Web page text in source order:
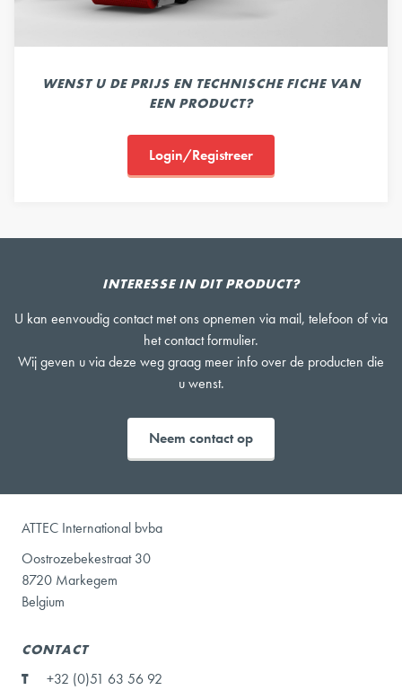
WENST U DE PRIJS EN TECHNISCHE FICHE VAN
EEN PRODUCT?
Login/Registreer
INTERESSE IN DIT PRODUCT?
U kan eenvoudig contact met ons opnemen via mail, telefoon of via
het contact formulier.
Wij geven u via deze weg graag meer info over de producten die
u wenst.
Neem contact op
ATTEC International bvba
Oostrozebekestraat 30
8720 Markegem
Belgium
CONTACT
T
+32 (0)51 63 56 92